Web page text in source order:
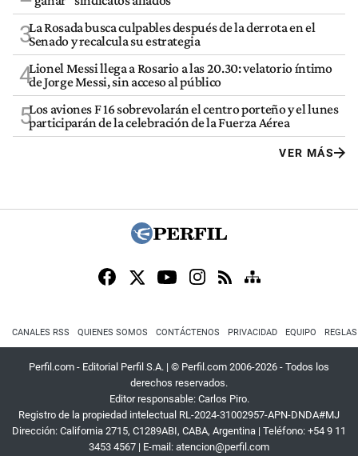
3La Rosada busca culpables después de la derrota en el
Senado y recalcula su estrategia
4Lionel Messi llega a Rosario a las 20.30: velatorio íntimo
de Jorge Messi, sin acceso al público
5Los aviones F 16 sobrevolarán el centro porteño y el lunes
participarán de la celebración de la Fuerza Aérea
VER MÁS
CANALES RSS QUIENES SOMOS CONTÁCTENOS PRIVACIDAD EQUIPO
Perfil.com - Editorial Perfil S.A. | © Perfil.com 2006-2026 - Todos los
derechos reservados.
Editor responsable: Carlos Piro.
Registro de la propiedad intelectual RL-2024-31002957-APN-DNDA#MJ
Dirección: California 2715, C1289ABI, CABA, Argentina | Teléfono: +54 9 11
3453 4567 | E-mail: atencion@perfil.com